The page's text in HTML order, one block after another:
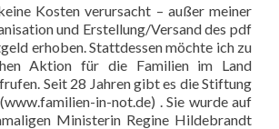
Kosten verursacht – außer meiner
und Erstellung/Versand des pdf
erhoben. Stattdessen möchte ich zu
Aktion für die Familien im Land
Seit 28 Jahren gibt es die Stiftung
www.familien-in-not.de) . Sie wurde auf
Ministerin Regine Hildebrandt